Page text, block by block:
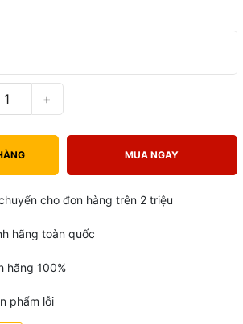
+
MUA NGAY
cho đơn hàng trên 2 triệu
hãng toàn quốc
hãng 100%
phẩm lỗi